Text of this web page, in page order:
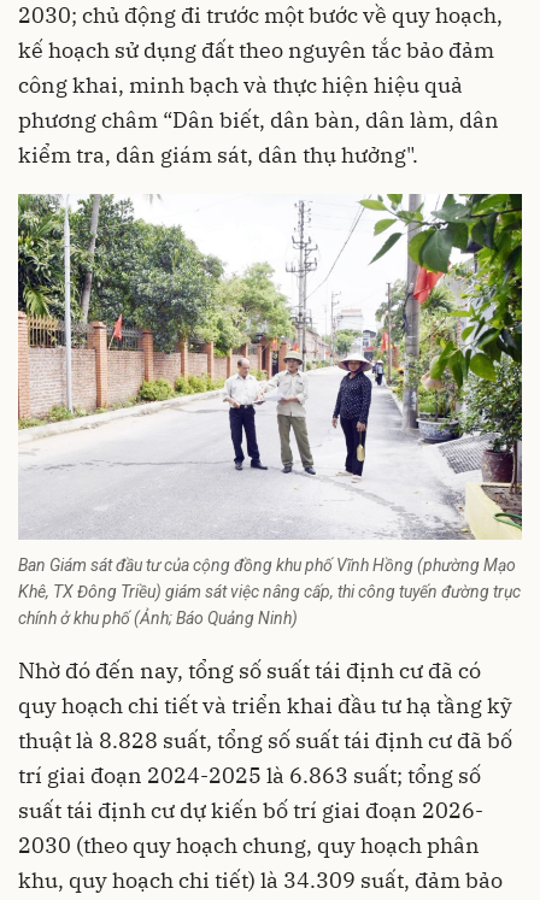
2030; chủ động đi trước một bước về quy hoạch,
kế hoạch sử dụng đất theo nguyên tắc bảo đảm
công khai, minh bạch và thực hiện hiệu quả
phương châm “Dân biết, dân bàn, dân làm, dân
kiểm tra, dân giám sát, dân thụ hưởng".
Ban Giám sát đầu tư của cộng đồng khu phố Vĩnh Hồng (phường Mạo
Khê, TX Đông Triều) giám sát việc nâng cấp, thi công tuyến đường trục
chính ở khu phố (Ảnh; Báo Quảng Ninh)
Nhờ đó đến nay, tổng số suất tái định cư đã có
quy hoạch chi tiết và triển khai đầu tư hạ tầngkỹ
thuật là 8.828 suất, tổng số suất tái định cư đã bố
trí giai đoạn 2024-2025 là 6.863 suất; tổng số
suất tái định cư dự kiến bố trí giai đoạn 2026-
2030 (theo quy hoạch chung, quy hoạch phân
khu, quy hoạch chi tiết) là 34.309 suất, đảm bảo